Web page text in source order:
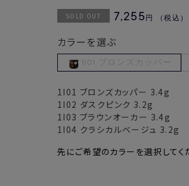
SOLD OUT 7,255 円 （税込）
カラーを選ぶ
1I01 ブロンズカッパー
1I01 ブロンズカッパー 3.4g
1I02 ダスクピンク 3.2g
1I03 ブラウンオーカー 3.4g
1I04 クラシカルベージュ 3.2g
先にご希望のカラーを選択してく